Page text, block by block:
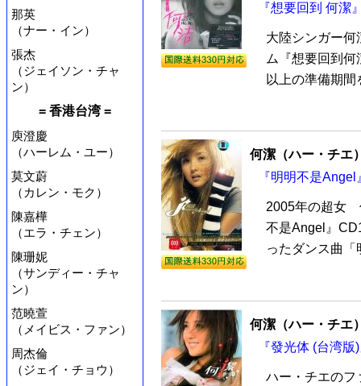
那英
（ナー・イン）
張杰
（ジェイソン・チャ
ン）
= 香港台湾 =
庾澄慶
（ハーレム・ユー）
莫文蔚
（カレン・モク）
陳嘉樺
（エラ・チェン）
陳珊妮
（サンディー・チャ
ン）
范曉萱
（メイビス・ファン）
周杰倫
（ジェイ・チョウ）
『想要回到 何潔
大陸シンガー何
ム『想要回到
以上の準備期
何潔（ハー・チエ
『明明不是
2005年の超女
不是Angel』
ったダンス曲
何潔（ハー・チエ
『發光体 (台湾
ハー・チエのフ